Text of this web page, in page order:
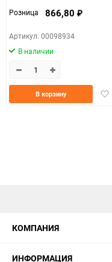
Розница 866,80 ₽
Артикул: 00098934
В наличии
В корзину
КОМПАНИЯ
ИНФОРМАЦИЯ